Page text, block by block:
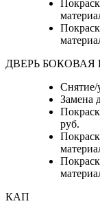
ДВЕРЬ БОКОВАЯ
Снятие/
Замена
руб.
КАП